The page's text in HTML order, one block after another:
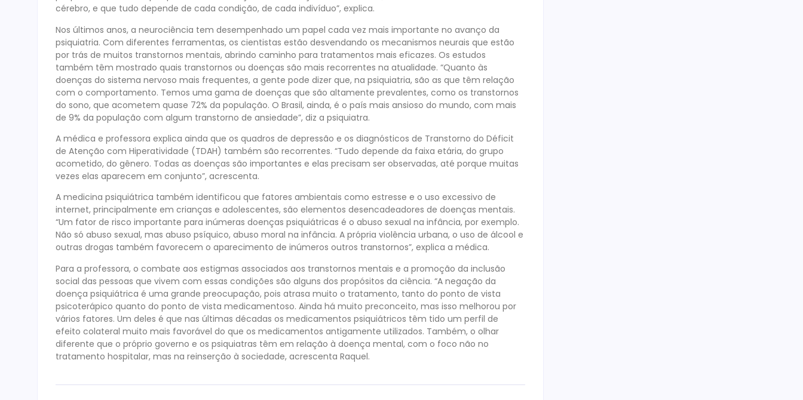
cérebro, e que tudo depende de cada condição, de cada indivíduo”, explica.
Nos últimos anos, a neurociência tem desempenhado um papel cada vez mais importante no avanço da
psiquiatria. Com diferentes ferramentas, os cientistas estão desvendando os mecanismos neurais que estão
por trás de muitos transtornos mentais, abrindo caminho para tratamentos mais eficazes. Os estudos
também têm mostrado quais transtornos ou doenças são mais recorrentes na atualidade. “Quanto às
doenças do sistema nervoso mais frequentes, a gente pode dizer que, na psiquiatria, são as que têm relação
com o comportamento. Temos uma gama de doenças que são altamente prevalentes, como os transtornos
do sono, que acometem quase 72% da população. O Brasil, ainda, é o país mais ansioso do mundo, com mais
de 9% da população com algum transtorno de ansiedade”, diz a psiquiatra.
A médica e professora explica ainda que os quadros de depressão e os diagnósticos de Transtorno do Déficit
de Atenção com Hiperatividade (TDAH) também são recorrentes. “Tudo depende da faixa etária, do grupo
acometido, do gênero. Todas as doenças são importantes e elas precisam ser observadas, até porque muitas
vezes elas aparecem em conjunto”, acrescenta.
A medicina psiquiátrica também identificou que fatores ambientais como estresse e o uso excessivo de
internet, principalmente em crianças e adolescentes, são elementos desencadeadores de doenças mentais.
“Um fator de risco importante para inúmeras doenças psiquiátricas é o abuso sexual na infância, por exemplo.
Não só abuso sexual, mas abuso psíquico, abuso moral na infância. A própria violência urbana, o uso de álcool e
outras drogas também favorecem o aparecimento de inúmeros outros transtornos”, explica a médica.
Para a professora, o combate aos estigmas associados aos transtornos mentais e a promoção da inclusão
social das pessoas que vivem com essas condições são alguns dos propósitos da ciência. “A negação da
doença psiquiátrica é uma grande preocupação, pois atrasa muito o tratamento, tanto do ponto de vista
psicoterápico quanto do ponto de vista medicamentoso. Ainda há muito preconceito, mas isso melhorou por
vários fatores. Um deles é que nas últimas décadas os medicamentos psiquiátricos têm tido um perfil de
efeito colateral muito mais favorável do que os medicamentos antigamente utilizados. Também, o olhar
diferente que o próprio governo e os psiquiatras têm em relação à doença mental, com o foco não no
tratamento hospitalar, mas na reinserção à sociedade, acrescenta Raquel.